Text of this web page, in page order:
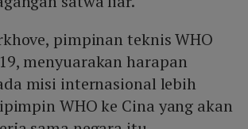
pimpinan teknis WHO
menyuarakan harapan
misi internasional lebih
WHO ke Cina yang akan